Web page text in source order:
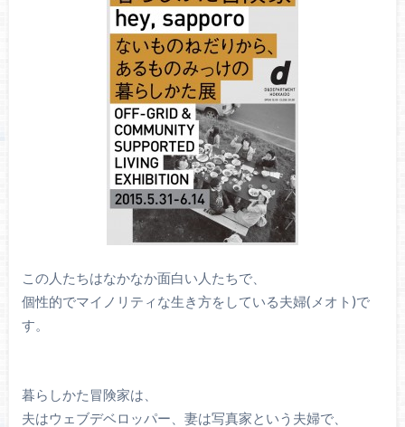
この人たちはなかなか面白い人たちで、
個性的でマイノリティな生き方をしている夫婦(メオト)で
す。
暮らしかた冒険家は、
夫はウェブデベロッパー、妻は写真家という夫婦で、